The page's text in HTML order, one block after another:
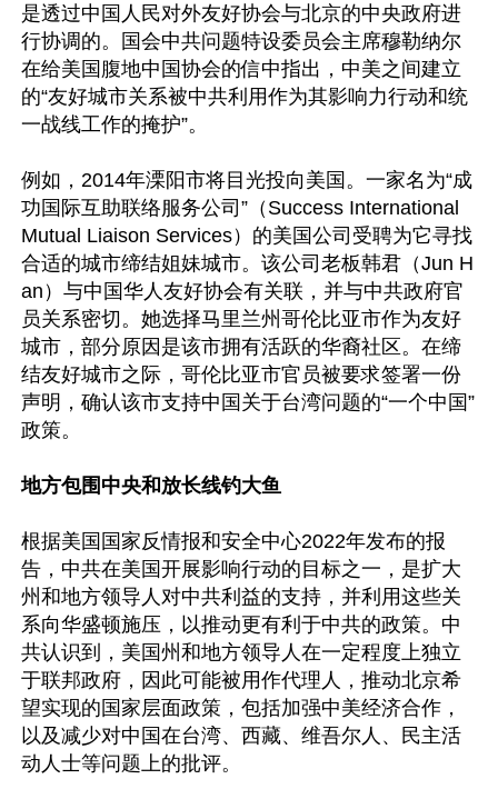
是透过中国人民对外友好协会与北京的中央政府进
行协调的。国会中共问题特设委员会主席穆勒纳尔
在给美国腹地中国协会的信中指出，中美之间建立
的“友好城市关系被中共利用作为其影响力行动和统
一战线工作的掩护”。
例如，2014年溧阳市将目光投向美国。一家名为“成
功国际互助联络服务公司”（Success International
Mutual Liaison Services）的美国公司受聘为它寻找
合适的城市缔结姐妹城市。该公司老板韩君（Jun H
an）与中国华人友好协会有关联，并与中共政府官
员关系密切。她选择马里兰州哥伦比亚市作为友好
城市，部分原因是该市拥有活跃的华裔社区。在缔
结友好城市之际，哥伦比亚市官员被要求签署一份
声明，确认该市支持中国关于台湾问题的“一个中国”
政策。
地方包围中央和放长线钓大鱼
根据美国国家反情报和安全中心2022年发布的报
告，中共在美国开展影响行动的目标之一，是扩大
州和地方领导人对中共利益的支持，并利用这些关
系向华盛顿施压，以推动更有利于中共的政策。中
共认识到，美国州和地方领导人在一定程度上独立
于联邦政府，因此可能被用作代理人，推动北京希
望实现的国家层面政策，包括加强中美经济合作，
以及减少对中国在台湾、西藏、维吾尔人、民主活
动人士等问题上的批评。